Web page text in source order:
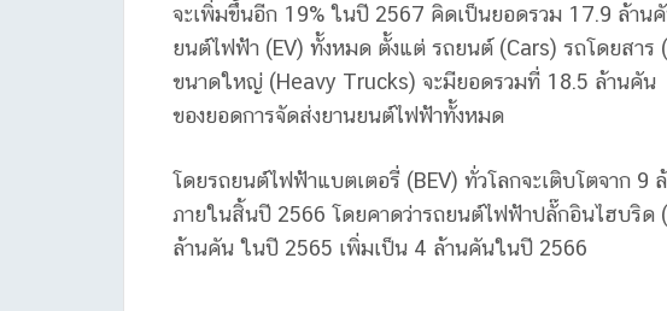
จะเพิ่มขึ้นอีก 19% ในปี 2567 คิดเป็นยอดรวม 17.9 ล้า
ยนต์ไฟฟ้า (EV) ทั้งหมด ตั้งแต่ รถยนต์ (Cars) รถโดยสา
ขนาดใหญ่ (Heavy Trucks) จะมียอดรวมที่ 18.5 ล้านคั
ของยอดการจัดส่งยานยนต์ไฟฟ้าทั้งหมด
โดยรถยนต์ไฟฟ้าแบตเตอรี่ (BEV) ทั่วโลกจะเติบโตจาก
ภายในสิ้นปี 2566 โดยคาดว่ารถยนต์ไฟฟ้าปลั๊กอินไฮบริด
ล้านคัน ในปี 2565 เพิ่มเป็น 4 ล้านคันในปี 2566